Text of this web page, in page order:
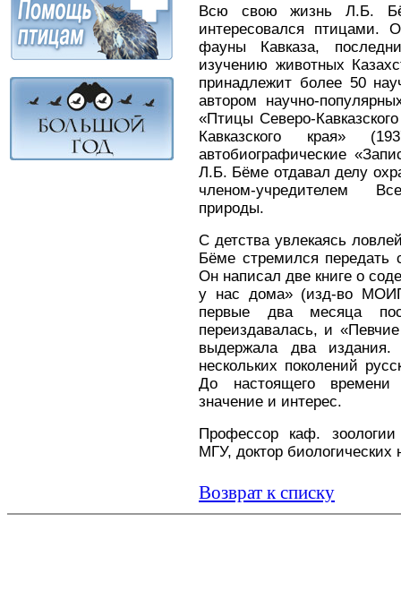
Всю свою жизнь Л.Б.
интересовался
фауны Кавказа,
изучению животных
принадлежит более 50
автором научно-
«Птицы Северо-
Кавказского края»
автобиографические
Л.Б. Бёме отдавал делу
членом-учредителем
природы.
С детства увлекаясь
Бёме стремился
Он написал две книге о
у нас дома» (изд-во
первые два месяца
переиздавалась, и
выдержала два
нескольких поколений
До настоящего времени
значение и интерес.
Профессор каф. зоологии
МГУ, доктор
Возврат к списку